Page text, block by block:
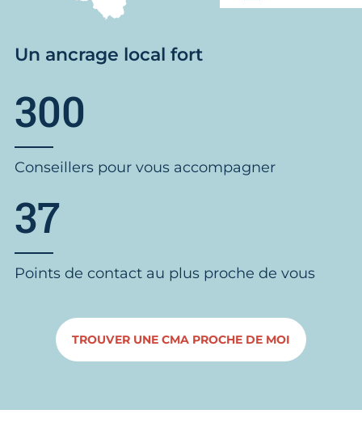
Un ancrage local fort
300
Conseillers pour vous accompagner
37
Points de contact au plus proche de vous
TROUVER UNE CMA PROCHE DE MOI